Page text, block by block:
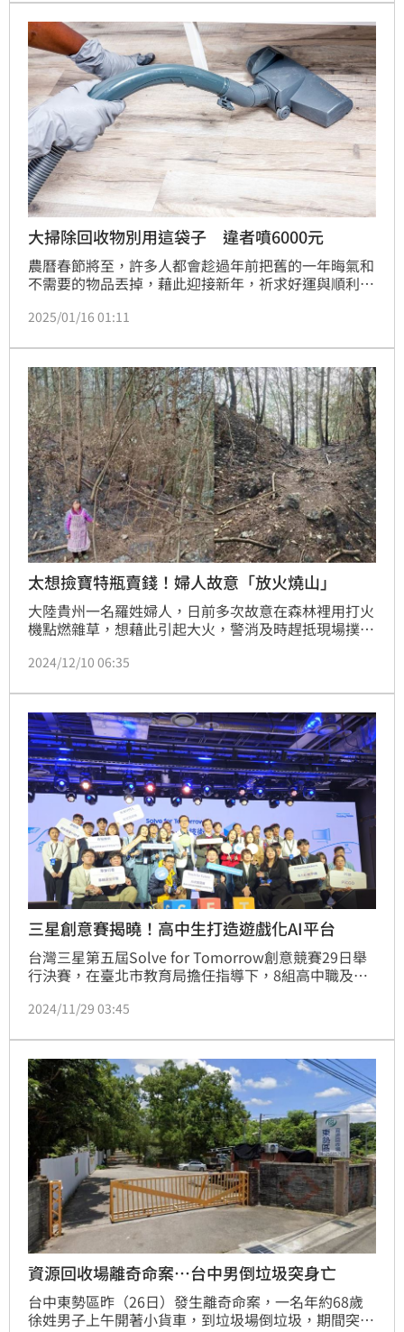
炸，火光四射不斷燃燒，隨車人員背部、頸部及耳朵被
炸傷，趕緊跳車。
大掃除回收物別用這袋子 違者噴6000元
農曆春節將至，許多人都會趁過年前把舊的一年晦氣和
不需要的物品丟掉，藉此迎接新年，祈求好運與順利。
塑膠袋打包」，要使用半透明可辨別材質裝袋，助於清
2025/01/16 01:11
太想撿寶特瓶賣錢！婦人故意「放火燒山」
大陸貴州一名羅姓婦人，日前多次故意在森林裡用打火
機點燃雜草，想藉此引起大火，警消及時趕抵現場撲滅
形跡可疑的羅姓婦人，經過質問，對方才坦言是「為了
2024/12/10 06:35
三星創意賽揭曉！高中生打造遊戲化AI平台
台灣三星第五屆Solve for Tomorrow創意競賽29日舉
行決賽，在臺北市教育局擔任指導下，8組高中職及五
提出創新解方。最終由師大附中團隊「Teach for
台透過RPG遊戲引發學生學習興趣，並實際至偏鄉進行
教學驗證，展現年輕世代對社會議題的關注與實踐力。
2024/11/29 03:45
資源回收場離奇命案…台中男倒垃圾突身亡
台中東勢區昨（26日）發生離奇命案，一名年約68歲
徐姓男子上午開著小貨車，到垃圾場倒垃圾，期間突然